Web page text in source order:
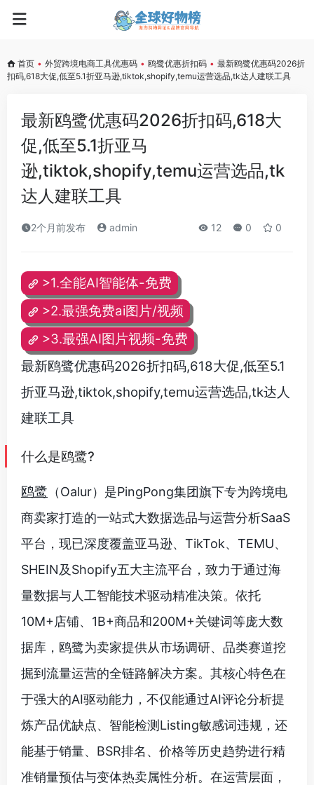
首页 • 外贸跨境电商工具优惠码 • 鸥鹭优惠折扣码 • 最新鸥鹭优惠码2026折
扣码,618大促,低至5.1折亚马逊,tiktok,shopify,temu运营选品,tk达人建联工具
最新鸥鹭优惠码2026折扣码,618大
促,低至5.1折亚马
逊,tiktok,shopify,temu运营选品,tk
达人建联工具
2个月前发布 admin 12 0 0
>1.全能AI智能体-免费
>2.最强免费ai图片/视频
>3.最强AI图片视频-免费
最新鸥鹭优惠码2026折扣码,618大促,低至5.1
折亚马逊,tiktok,shopify,temu运营选品,tk达人
建联工具
什么是鸥鹭?
鸥鹭 （Oalur）是PingPong集团旗下专为跨境电
商卖家打造的一站式大数据选品与运营分析SaaS
平台，现已深度覆盖亚马逊、TikTok、TEMU、
SHEIN及Shopify五大主流平台，致力于通过海
量数据与人工智能技术驱动精准决策。依托
10M+店铺、1B+商品和200M+关键词等庞大数
据库，鸥鹭为卖家提供从市场调研、品类赛道挖
掘到流量运营的全链路解决方案。其核心特色在
于强大的AI驱动能力，不仅能通过AI评论分析提
炼产品优缺点、智能检测Listing敏感词违规，还
能基于销量、BSR排名、价格等历史趋势进行精
准销量预估与变体热卖属性分析。在运营层面，